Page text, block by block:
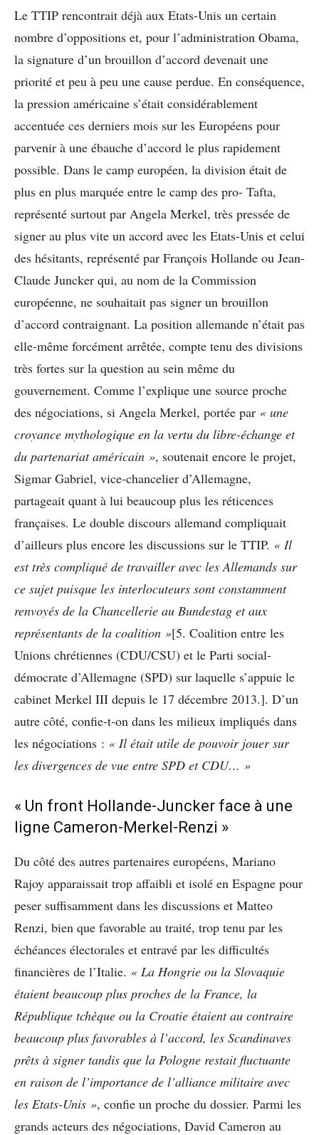
Le TTIP rencontrait déjà aux Etats-Unis un certain
nombre d’oppositions et, pour l’administration Obama,
la signature d’un brouillon d’accord devenait une
priorité et peu à peu une cause perdue. En conséquence,
la pression américaine s’était considérablement
accentuée ces derniers mois sur les Européens pour
parvenir à une ébauche d’accord le plus rapidement
possible. Dans le camp européen, la division était de
plus en plus marquée entre le camp des pro- Tafta,
représenté surtout par Angela Merkel, très pressée de
signer au plus vite un accord avec les Etats-Unis et celui
des hésitants, représenté par François Hollande ou Jean-
Claude Juncker qui, au nom de la Commission
européenne, ne souhaitait pas signer un brouillon
d’accord contraignant. La position allemande n’était pas
elle-même forcément arrêtée, compte tenu des divisions
très fortes sur la question au sein même du
gouvernement. Comme l’explique une source proche
des négociations, si Angela Merkel, portée par « une
croyance mythologique en la vertu du libre-échange et
du partenariat américain », soutenait encore le projet,
Sigmar Gabriel, vice-chancelier d’Allemagne,
partageait quant à lui beaucoup plus les réticences
françaises. Le double discours allemand compliquait
d’ailleurs plus encore les discussions sur le TTIP. « Il
est très compliqué de travailler avec les Allemands sur
ce sujet puisque les interlocuteurs sont constamment
renvoyés de la Chancellerie au Bundestag et aux
représentants de la coalition »[5. Coalition entre les
Unions chrétiennes (CDU/CSU) et le Parti social-
démocrate d’Allemagne (SPD) sur laquelle s’appuie le
cabinet Merkel III depuis le 17 décembre 2013.]. D’un
autre côté, confie-t-on dans les milieux impliqués dans
les négociations : « Il était utile de pouvoir jouer sur
les divergences de vue entre SPD et CDU… »
« Un front Hollande-Juncker face à une
ligne Cameron-Merkel-Renzi »
Du côté des autres partenaires européens, Mariano
Rajoy apparaissait trop affaibli et isolé en Espagne pour
peser suffisamment dans les discussions et Matteo
Renzi, bien que favorable au traité, trop tenu par les
échéances électorales et entravé par les difficultés
financières de l’Italie. « La Hongrie ou la Slovaquie
étaient beaucoup plus proches de la France, la
République tchèque ou la Croatie étaient au contraire
beaucoup plus favorables à l’accord, les Scandinaves
prêts à signer tandis que la Pologne restait fluctuante
en raison de l’importance de l’alliance militaire avec
les Etats-Unis », confie un proche du dossier. Parmi les
grands acteurs des négociations, David Cameron au